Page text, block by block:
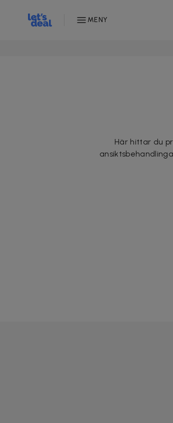
MENY
Här hittar du